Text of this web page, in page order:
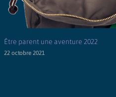
Être parent une aventure 2022
22 octobre 2021